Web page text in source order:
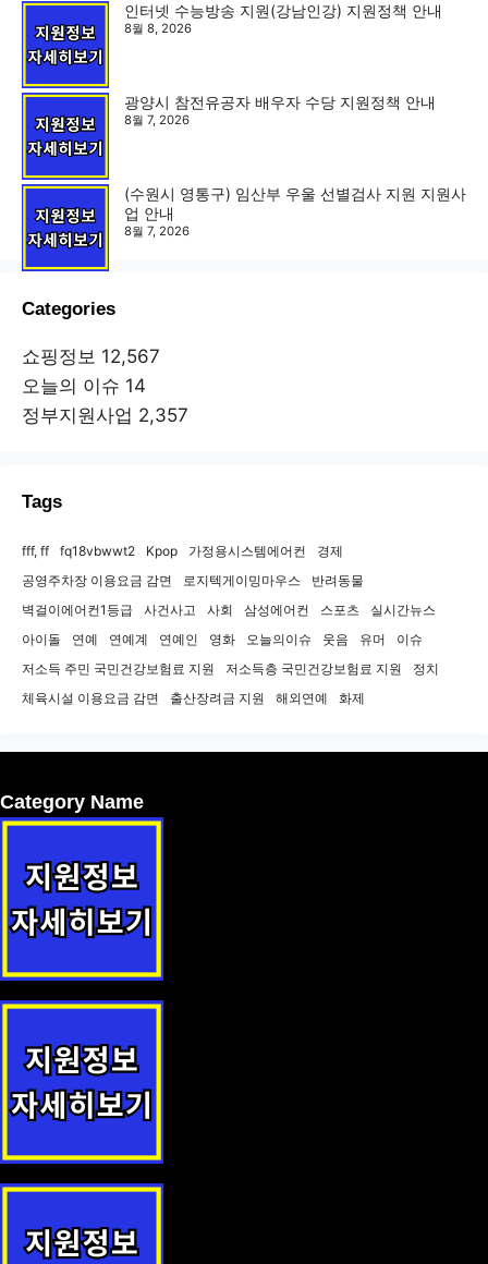
인터넷 수능방송 지원(강남인강) 지원정책 안내
8월 8, 2026
광양시 참전유공자 배우자 수당 지원정책 안내
8월 7, 2026
(수원시 영통구) 임산부 우울 선별검사 지원 지원사
업 안내
8월 7, 2026
Categories
쇼핑정보 12,567
오늘의 이슈 14
정부지원사업 2,357
Tags
fff, ff fq18vbwwt2 Kpop 가정용시스템에어컨
경제
공영주차장 이용요금 감면
로지텍게이밍마우스
반려동물
벽걸이에어컨1등급
사건사고 사회 삼성에어컨 스포츠
실시간뉴스
아이돌
연예 연예계 연예인 영화 오늘의이슈 웃음 유머
이슈
저소득 주민 국민건강보험료 지원
저소득층 국민건강보험료 지원
정치
체육시설 이용요금 감면
출산장려금 지원 해외연예 화제
Category Name